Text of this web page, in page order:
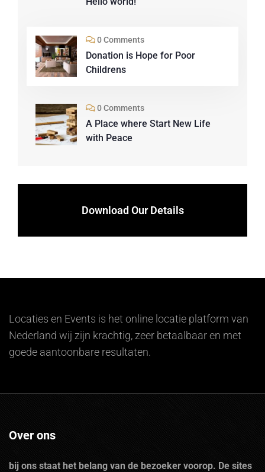
0 Comments
Donation is Hope for Poor
Childrens
0 Comments
A Place where Start New Life
with Peace
Download Our Details
Locaties en Events is het online locatie platform van
Nederland wij zijn krachtig, zeer betaalbaar en met
goede aantoonbare resultaten.
Over ons
bij ons staat het belang van de bezoeker voorop. De sites